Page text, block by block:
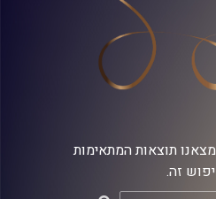
תוצאות המתאימות
זה.